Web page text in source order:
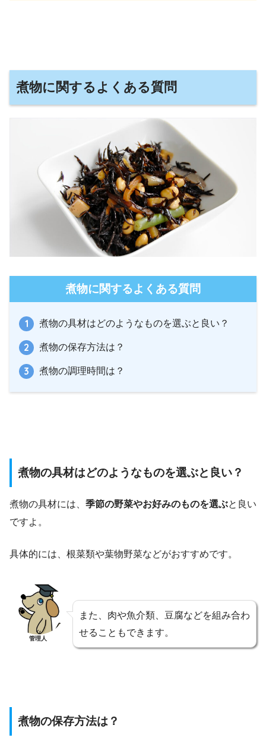
煮物に関するよくある質問
煮物に関するよくある質問
煮物の具材はどのようなものを選ぶと良い？
煮物の保存方法は？
煮物の調理時間は？
煮物の具材はどのようなものを選ぶと良い？
煮物の具材には、 季節の野菜やお好みのものを選ぶと良い
ですよ。
具体的には、根菜類や葉物野菜などがおすすめです。
管理人
また、肉や魚介類、豆腐などを組み合わ
せることもできます。
煮物の保存方法は？